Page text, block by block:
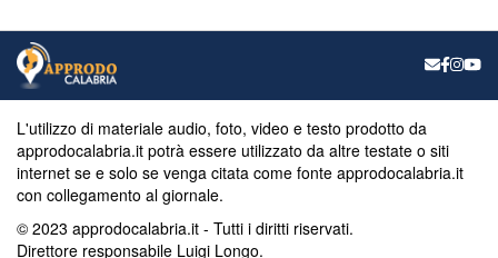
epocale”, sul fronte della depurazione per la città di
Catanzaro consentendole di venir fuori anche dalla
relativa procedura d’infrazione comunitaria. Nel
capoluogo di Regione, […]
L'utilizzo di materiale audio, foto, video e testo prodotto da
approdocalabria.it potrà essere utilizzato da altre testate o siti
internet se e solo se venga citata come fonte approdocalabria.it
con collegamento al giornale.
© 2023 approdocalabria.it - Tutti i diritti riservati.
Direttore responsabile Luigi Longo.